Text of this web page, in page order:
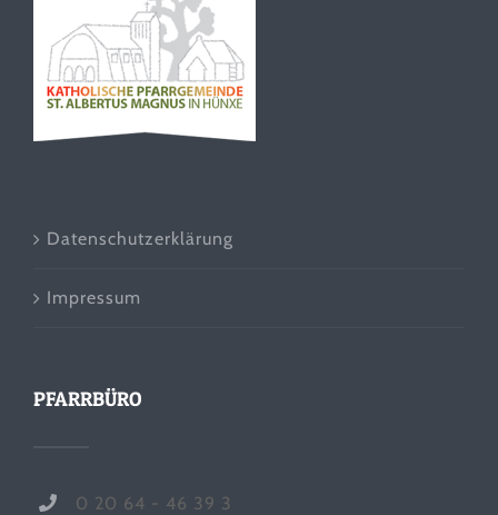
Datenschutzerklärung
Impressum
PFARRBÜRO
0 20 64 - 46 39 3